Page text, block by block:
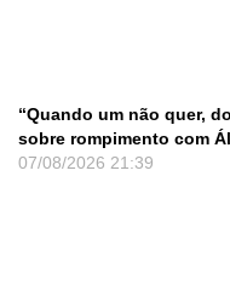
“Quando um não quer,
sobre rompimento com
07/08/2026 21:39